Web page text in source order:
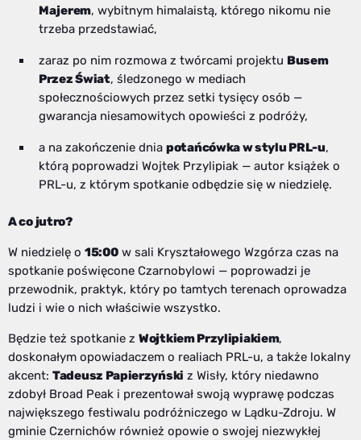
Majerem, wybitnym himalaistą, którego nikomu nie
trzeba przedstawiać,
zaraz po nim rozmowa z twórcami projektu Busem
Przez Świat, śledzonego w mediach
społecznościowych przez setki tysięcy osób —
gwarancja niesamowitych opowieści z podróży,
a na zakończenie dnia potańcówka w stylu PRL-u,
którą poprowadzi Wojtek Przylipiak — autor książek o
PRL-u, z którym spotkanie odbędzie się w niedzielę.
A co jutro?
W niedzielę o 15:00w sali Kryształowego Wzgórza czas na
spotkanie poświęcone Czarnobylowi — poprowadzi je
przewodnik, praktyk, który po tamtych terenach oprowadza
ludzi i wie o nich właściwie wszystko.
Będzie też spotkanie z Wojtkiem Przylipiakiem,
doskonałym opowiadaczem o realiach PRL-u, a także lokalny
akcent: Tadeusz Papierzyński z Wisły, który niedawno
zdobył Broad Peak i prezentował swoją wyprawę podczas
największego festiwalu podróżniczego w Lądku-Zdroju. W
gminie Czernichów również opowie o swojej niezwykłej